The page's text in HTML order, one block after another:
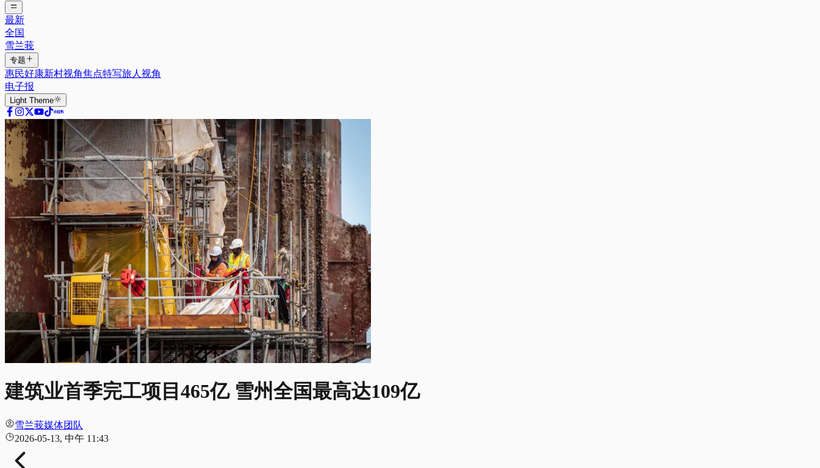
最新
全国
雪兰莪
专题
惠民好康新村视角焦点特写旅人视角
电子报
Light Theme
建筑业首季完工项目465亿 雪州全国最高达109亿
雪兰莪媒体团队
2026-05-13, 中午 11:43